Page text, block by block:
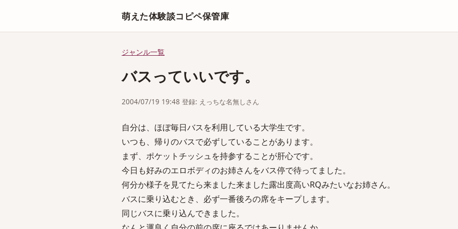
萌えた体験談コピペ保管庫
ジャンル一覧
バスっていいです。
2004/07/19 19:48 登録: えっちな名無しさん
自分は、ほぼ毎日バスを利用している大学生です。
いつも、帰りのバスで必ずしていることがあります。
まず、ポケットチッシュを持参することが肝心です。
今日も好みのエロボディのお姉さんをバス停で待ってました。
何分か様子を見てたら来ました来ました露出度高いRQみたいなお姉さん。
バスに乗り込むとき、必ず一番後ろの席をキープします。
同じバスに乗り込んできました。